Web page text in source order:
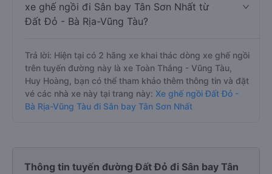
xe ghế ngồi đi Sân bay Tân Sơn Nhất từ
Đất Đỏ - Bà Rịa-Vũng Tàu?
Trả lời: Hiện tại có 2 hãng xe khai thác dòng xe ghế ngồi
trên tuyến đường này là xe Toàn Thắng - Vũng Tàu,
Huy Hoàng, bạn có thể tham khảo thêm thông tin và đặt
vé các nhà xe này tại trang này: Xe ghế ngồi Đất Đỏ -
Bà Rịa-Vũng Tàu đi Sân bay Tân Sơn Nhất
Thông tin tuyến đường Đất Đỏ đi Sân bay Tân